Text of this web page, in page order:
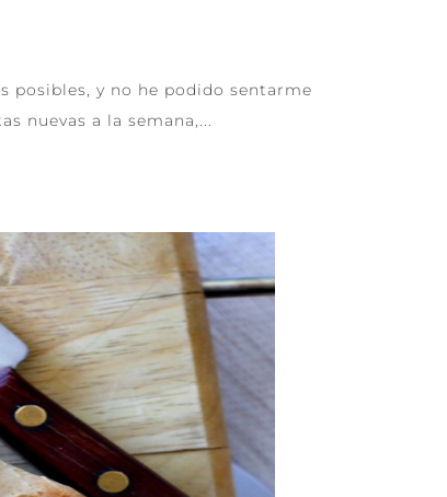
posibles, y no he podido sentarme
nuevas a la semana,...